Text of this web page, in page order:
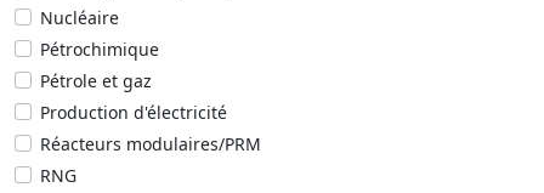
Nucléaire
Pétrochimique
Pétrole et gaz
Production d'électricité
Réacteurs modulaires/PRM
RNG